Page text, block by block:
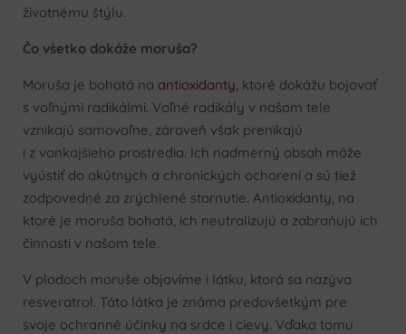
životnému štýlu.
Čo všetko dokáže moruša?
Moruša je bohatá na antioxidanty, ktoré dokážu bojovať
s voľnými radikálmi. Voľné radikály v našom tele
vznikajú samovoľne, zároveň však prenikajú
i z vonkajšieho prostredia. Ich nadmerný obsah môže
vyústiť do akútnych a chronických ochorení a sú tiež
zodpovedné za zrýchlené starnutie. Antioxidanty, na
ktoré je moruša bohatá, ich neutralizujú a zabraňujú ich
činnosti v našom tele.
V plodoch moruše objavíme i látku, ktorá sa nazýva
resveratrol. Táto látka je známa predovšetkým pre
svoje ochranné účinky na srdce i cievy. Vďaka tomu